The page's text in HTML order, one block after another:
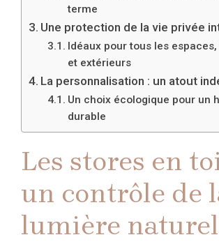
terme
Une protection de la vie privée
Idéaux pour tous les
et extérieurs
La personnalisation : un atout
Un choix écologique pour un
durable
Les stores en
un contrôle de
lumière